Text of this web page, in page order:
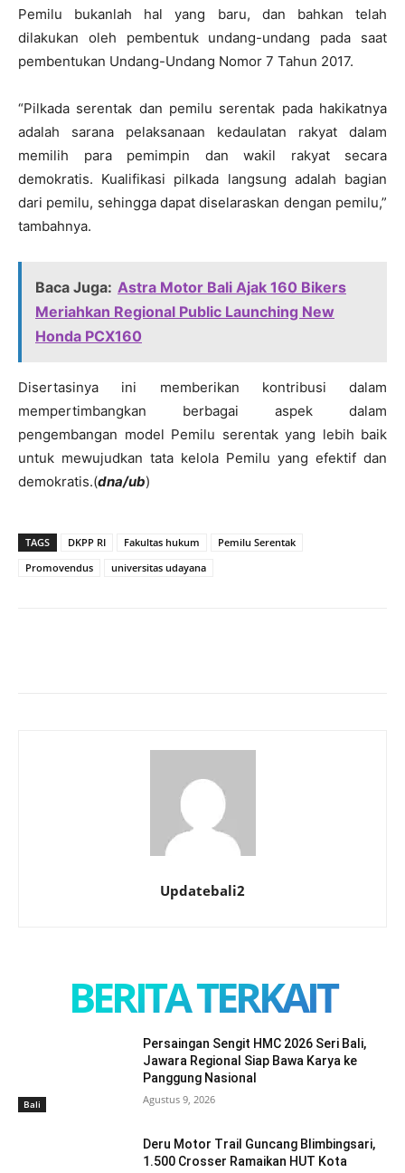
Pemilu bukanlah hal yang baru, dan bahkan telah
dilakukan oleh pembentuk undang-undang pada saat
pembentukan Undang-Undang Nomor 7 Tahun 2017.
“Pilkada serentak dan pemilu serentak pada hakikatnya
adalah sarana pelaksanaan kedaulatan rakyat dalam
memilih para pemimpin dan wakil rakyat secara
demokratis. Kualifikasi pilkada langsung adalah bagian
dari pemilu, sehingga dapat diselaraskan dengan pemilu,”
tambahnya.
Baca Juga: Astra Motor Bali Ajak 160 Bikers
Meriahkan Regional Public Launching New
Honda PCX160
Disertasinya ini memberikan kontribusi dalam
mempertimbangkan berbagai aspek dalam
pengembangan model Pemilu serentak yang lebih baik
untuk mewujudkan tata kelola Pemilu yang efektif dan
demokratis.(dna/ub)
TAGS DKPP RI Fakultas hukum
Pemilu Serentak
Promovendus
universitas udayana
Updatebali2
BERITA TERKAIT
Bali
Persaingan Sengit HMC 2026 Seri Bali,
Jawara Regional Siap Bawa Karya ke
Panggung Nasional
Agustus 9, 2026
Deru Motor Trail Guncang Blimbingsari,
1.500 Crosser Ramaikan HUT Kota